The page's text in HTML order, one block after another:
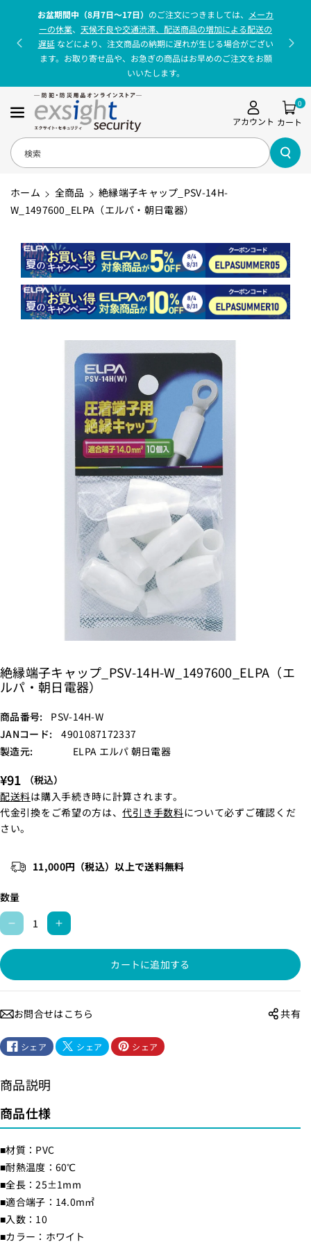
お盆期間中（8月7日〜17日） のご注文につきましては、
メーカ
ーの休業、 天候不良や交通渋滞、配送商品の増加による配送の
遅延などにより、注文商品の納期に遅れが生じる場合がござい
ます。お取り寄せ品や、お急ぎの商品はお早めのご注文をお願
いいたします。
検索
アカウント カート
0
ホーム 全商品
絶縁端子キャップ_PSV-14H-
W_1497600_ELPA（エルパ・朝日電器）
商品情報にス
絶縁端子キャップ_PSV-14H-W_1497600_ELPA（エ
ルパ・朝日電器）
商品番号:
S
K
PSV-14H-W
JANコード:
4901087172337
製造元:
ELPA エルパ 朝日電器
¥91
（税込）
配送料は購入手続き時に計算されます。
代金引換をご希望の方は、代引き手数料について必ずご確認くだ
さい。
11,000円（税込）以上で送料無料
数量
絶
縁
子
ャ
ッ
プ
_
P
S
V
-
1
4
H
-
W
絶
縁
子
ャ
ッ
プ
V
1
4
H
W
カートに追加する
お問合せはこちら 共有
シェア シェア シェア
商品説明
商品仕様
■材質：PVC
■耐熱温度：60℃
■全長：25±1mm
■適合端子：14.0m㎡
■入数：10
■カラー：ホワイト